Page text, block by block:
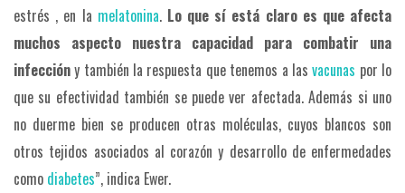
estrés , en la melatonina. Lo que sí está claro es que afecta
muchos aspecto nuestra capacidad para combatir una
infeccióny también la respuesta que tenemos a lasvacunas por lo
que su efectividad también se puede ver afectada. Además si uno
no duerme bien se producen otras moléculas, cuyos blancos son
otros tejidos asociados al corazón y desarrollo de enfermedades
como diabetes”, indica Ewer.